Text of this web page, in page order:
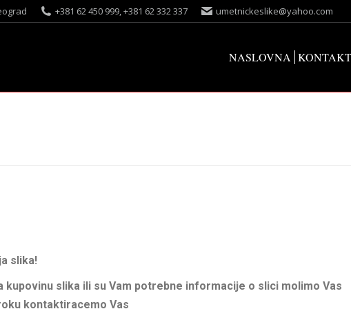
+381 62 450 999, +381 62 332 337 umetnickeslike@yahoo.com
NASLOVNA KONTAKT
slika!
slika ili su Vam potrebne informacije o slici molimo Vas
kontaktiracemo Vas